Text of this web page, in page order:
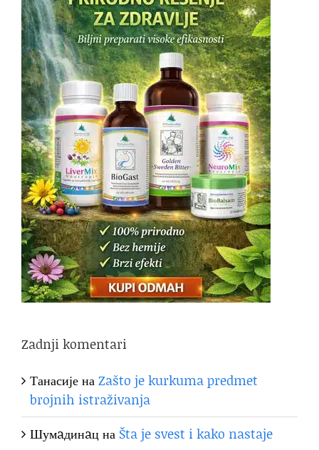
Zadnji komentari
ТанасијенаZašto je kurkuma predmet
brojnih istraživanja
Шумaдинaцна Šta je svest i kako nastaje